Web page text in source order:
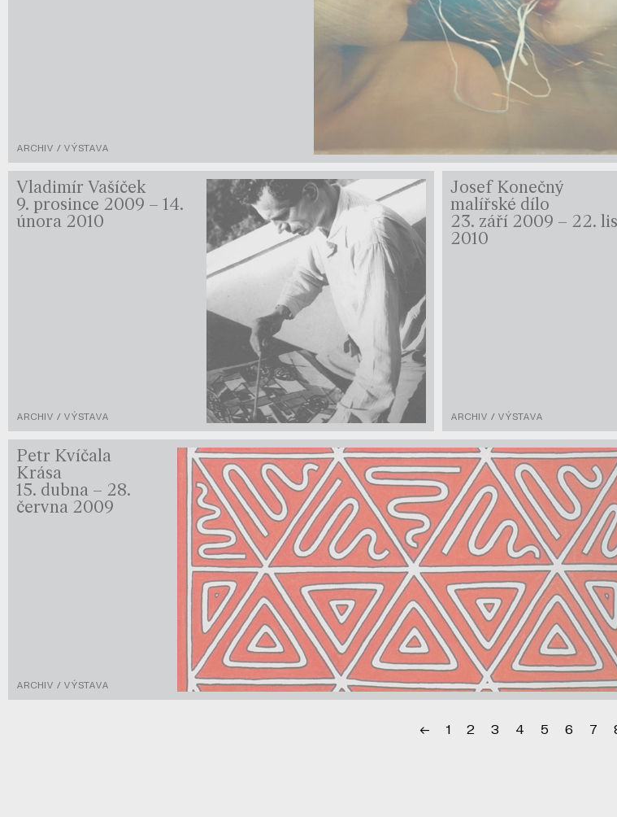
ARCHIV / VÝSTAVA
Vladimír Vašíček
9. prosince 2009 – 14.
února 2010
ARCHIV / VÝSTAVA
Josef Konečný
malířské dílo
23. září 2009 – 22.
2010
ARCHIV / VÝSTAVA
Petr Kvíčala
Krása
15. dubna – 28.
června 2009
ARCHIV / VÝSTAVA
← 1 2 3 4 5 6 7